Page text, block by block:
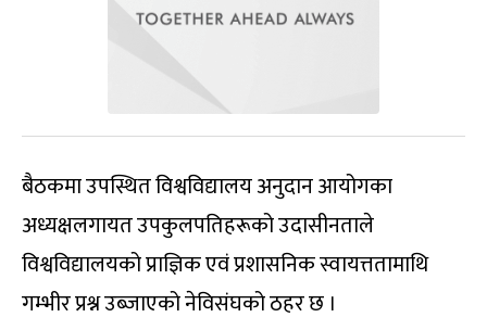
बैठकमा उपस्थित विश्वविद्यालय अनुदान आयोगका
अध्यक्षलगायत उपकुलपतिहरूको उदासीनताले
विश्वविद्यालयको प्राज्ञिक एवं प्रशासनिक स्वायत्ततामाथि
गम्भीर प्रश्न उब्जाएको नेविसंघको ठहर छ ।